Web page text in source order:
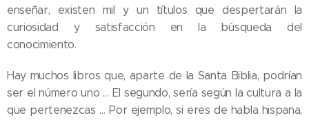
enseñar, existen mil y un títulos que despertarán la
curiosidad y satisfacción en la búsqueda del
conocimiento.
Hay muchos libros que, aparte de la Santa Biblia, podrían
ser el número uno … El segundo, sería según la cultura a la
que pertenezcas … Por ejemplo, si eres de habla hispana,